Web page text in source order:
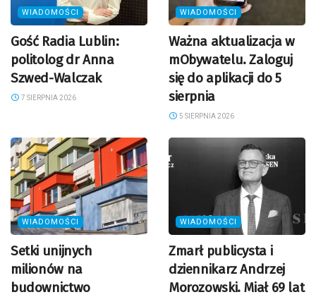
WIADOMOŚCI
Gość Radia Lublin:
politolog dr Anna
Szwed-Walczak
7 SIERPNIA 2026
WIADOMOŚCI
Ważna aktualizacja w
mObywatelu. Zaloguj
się do aplikacji do 5
sierpnia
5 SIERPNIA 2026
WIADOMOŚCI
Setki unijnych
milionów na
budownictwo
WIADOMOŚCI
Zmarł publicysta i
dziennikarz Andrzej
Morozowski. Miał 69 lat